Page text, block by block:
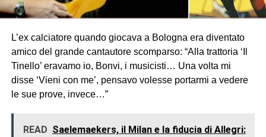
L’ex calciatore quando giocava a Bologna era diventato
amico del grande cantautore scomparso: “Alla trattoria ‘Il
Tinello’ eravamo io, Bonvi, i musicisti… Una volta mi
disse ‘Vieni con me’, pensavo volesse portarmi a vedere
le sue prove, invece…”
READ Saelemaekers, il Milan e la fiducia di Allegri: